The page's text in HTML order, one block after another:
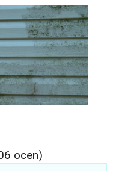
ocen)